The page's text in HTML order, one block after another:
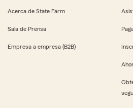
Acerca de State Farm
Sala de Prensa
Empresa a empresa (B2B)